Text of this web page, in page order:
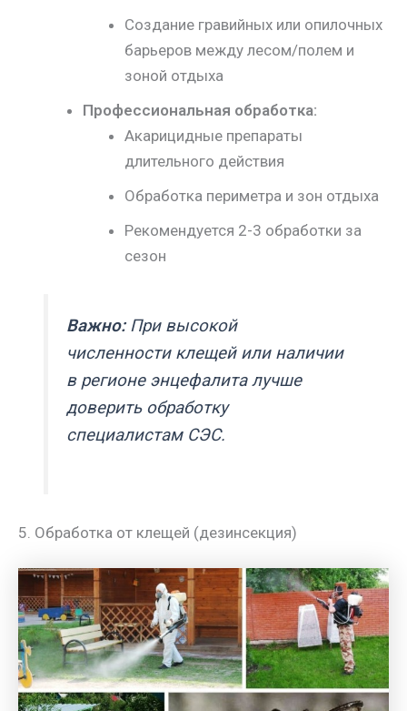
Создание гравийных или опилочных
барьеров между лесом/полем и
зоной отдыха
Профессиональная обработка:
Акарицидные препараты
длительного действия
Обработка периметра и зон отдыха
Рекомендуется 2-3 обработки за
сезон
Важно:При высокой
численности клещей или наличии
в регионе энцефалита лучше
доверить обработку
специалистам СЭС.
5. Обработка от клещей (дезинсекция)